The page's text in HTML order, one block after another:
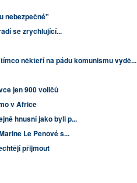
nebezpečné"
se zrychlující...
někteří na pádu komunismu vydě...
jen 900 voličů
v Africe
hnusní jako byli p...
Le Penové s...
přijmout